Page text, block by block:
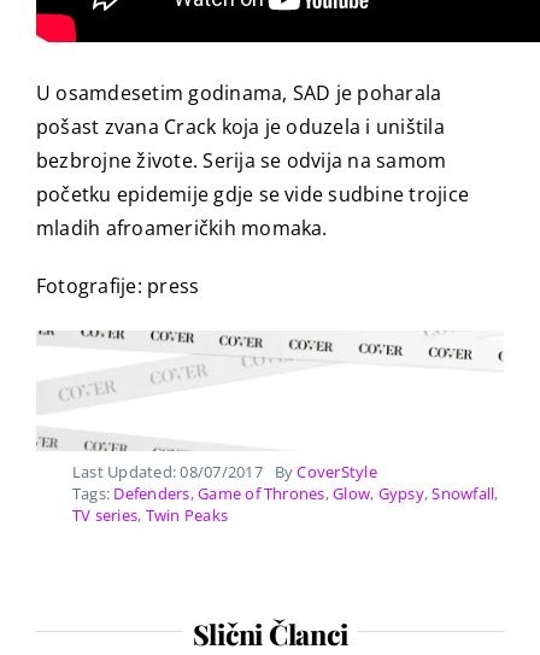
U osamdesetim godinama, SAD je poharala
pošast zvana Crack koja je oduzela i uništila
bezbrojne živote. Serija se odvija na samom
početku epidemije gdje se vide sudbine trojice
mladih afroameričkih momaka.
Fotografije: press
Last Updated: 08/07/2017 ByCoverStyle
Tags: Defenders,Game of Thrones,Glow, Gypsy,Snowfall,
TV series, Twin Peaks
Slični Članci